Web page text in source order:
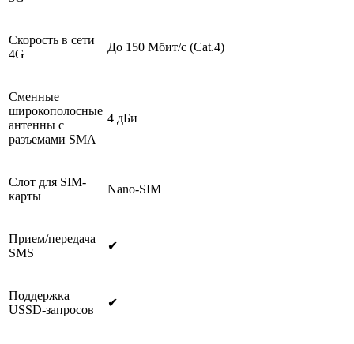
Скорость в сети
4G
До 150 Мбит/с (Cat.4)
Сменные
широкополосные
антенны с
разъемами SMA
4 дБи
Слот для SIM-
карты
Nano-SIM
Прием/передача
SMS
✔
Поддержка
USSD-запросов
✔